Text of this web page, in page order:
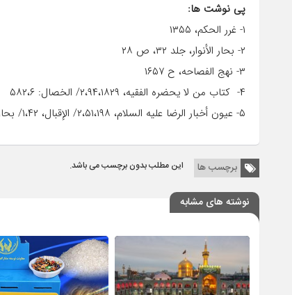
پی نوشت ها:
۱- غرر الحکم، ۱۳۵۵
۲- بحار الأنوار، جلد ۳۲، ص ۲۸
۳- نهج الفصاحه، ح ۱۶۵۷
۴- کتاب من لا یحضره الفقیه، ۲،۹۴،۱۸۲۹/ الخصال: ۵۸۲،۶
۵- عیون أخبار الرضا علیه ‏السلام، ۲،۵۱،۱۹۸/ الإقبال، ۱،۴۲/ بحارالأنوار، ۹۷،۷۳،۱۷
برچسب ها این مطلب بدون برچسب می باشد.
نوشته های مشابه